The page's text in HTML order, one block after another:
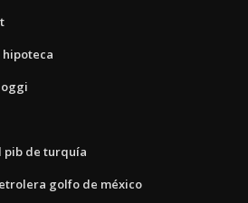
pib de turquía
golfo de méxico